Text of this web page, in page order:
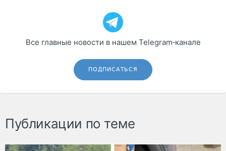
Все главные новости в нашем Telegram‑канале
ПОДПИСАТЬСЯ
Публикации по теме